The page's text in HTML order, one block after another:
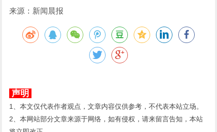
来源：新闻晨报
声明
1、本文仅代表作者观点，文章内容仅供参考，不代表本站立场。
2、本网站部分文章来源于网络，如有侵权，请来留言告知，本站